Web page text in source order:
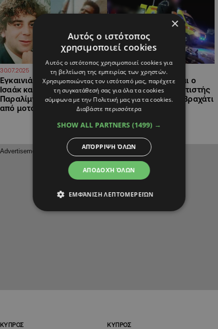
30.07.2025 11:08
Εγκαινιάζεται μνημείο για
Ισαάκ και Σολωμού στο
Παραλίμνι, μεγάλη πορεία
από μοτοσικλετιστές
17.07.2025 10:44
Κορινθία: Νεκρός και ο
δεύτερος μοτοσικλετιστής
από το τροχαίο στο Βραχάτι
ΚΥΠΡΟΣ ΚΥΠΡΟΣ
×
Αυτός ο ιστότοπος
χρησιμοποιεί cookies
Αυτός ο ιστότοπος χρησιμοποιεί cookies για
τη βελτίωση της εμπειρίας των χρηστών.
Χρησιμοποιώντας τον ιστότοπό μας, παρέχετε
τη συγκατάθεσή σας για όλα τα cookies
σύμφωνα με την Πολιτική μας για τα cookies.
Διαβάστε περισσότερα
SHOW ALL PARTNERS (1499) →
ΑΠΟΔΟΧΉ ΌΛΩΝ
ΑΠΌΡΡΙΨΗ ΌΛΩΝ
ΕΜΦΆΝΙΣΗ ΛΕΠΤΟΜΕΡΕΙΏΝ